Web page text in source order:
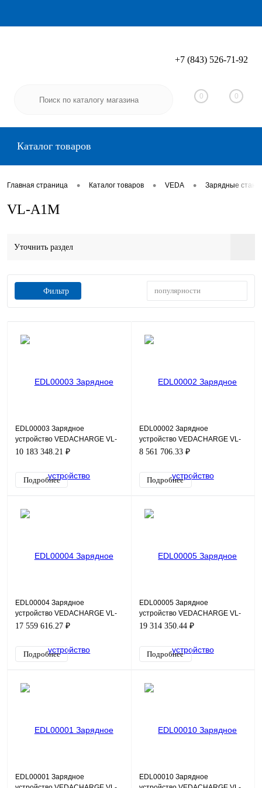
Вход Регистрация
+7 (843) 526-71-92
0 0
Каталог товаров
Главная страница • Каталог товаров • VEDA • Зарядные
VL-A1M
Уточнить раздел
Фильтр популярности
EDL00003 Зарядное
устройство VEDACHARGE VL-
A1M-P160-0330-T4-E54-VP3-
CXXXX+D1+E1+GS
10 183 348.21 ₽
Подробнее
EDL00002 Зарядное
устройство VEDACHARGE VL-
A1M-P120-0250-T4-E54-VP3-
CXXXX+D1+E1+GS
8 561 706.33 ₽
Подробнее
EDL00004 Зарядное
устройство VEDACHARGE VL-
A1M-P200-0400-T4-E54-VP3-
CXXXX+D1+E1+GS
17 559 616.27 ₽
Подробнее
EDL00005 Зарядное
устройство VEDACHARGE VL-
A1M-P240-0500-T4-E54-VP3-
CXXXX+D1+E1+GS
19 314 350.44 ₽
Подробнее
EDL00001 Зарядное
EDL00010 Зарядное